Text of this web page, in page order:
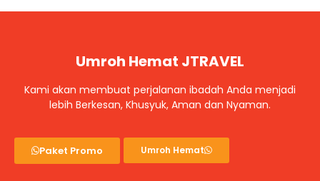
Umroh Hemat JTRAVEL
Kami akan membuat perjalanan ibadah Anda menjadi
lebih Berkesan, Khusyuk, Aman dan Nyaman.
Paket Promo Umroh Hemat